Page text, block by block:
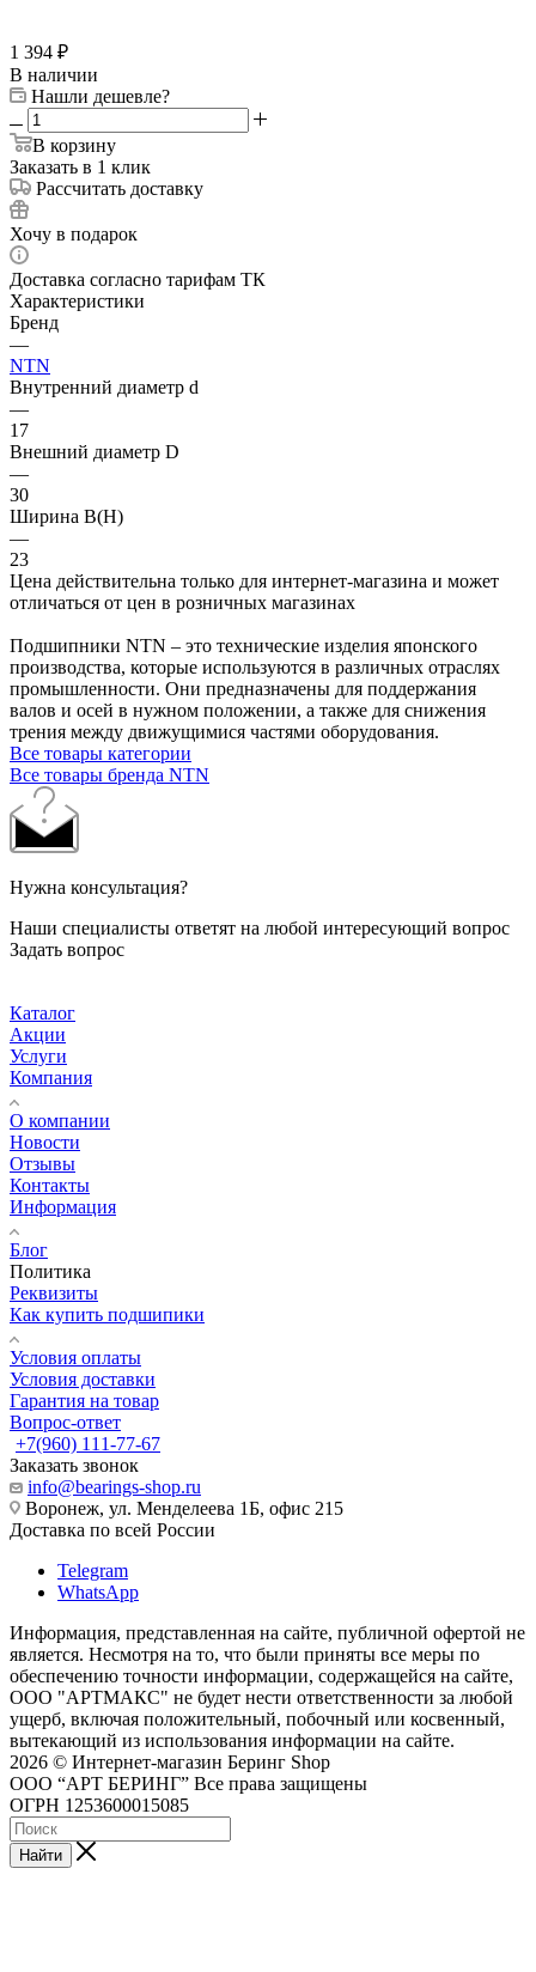
1 394 ₽
В наличии
Нашли дешевле?
В корзину
Заказать в 1 клик
Рассчитать доставку
Хочу в подарок
Доставка согласно тарифам ТК
Характеристики
Бренд
—
NTN
Внутренний диаметр d
—
17
Внешний диаметр D
—
30
Ширина B(H)
—
23
Цена действительна только для интернет-магазина и может
отличаться от цен в розничных магазинах
Подшипники NTN – это технические изделия японского
производства, которые используются в различных отраслях
промышленности. Они предназначены для поддержания
валов и осей в нужном положении, а также для снижения
трения между движущимися частями оборудования.
Все товары категории
Все товары бренда NTN
Нужна консультация?
Наши специалисты ответят на любой интересующий вопрос
Задать вопрос
Каталог
Акции
Услуги
Компания
О компании
Новости
Отзывы
Контакты
Информация
Блог
Политика
Реквизиты
Как купить подшипики
Условия оплаты
Условия доставки
Гарантия на товар
Вопрос-ответ
+7(960) 111-77-67
Заказать звонок
info@bearings-shop.ru
Воронеж, ул. Менделеева 1Б, офис 215
Доставка по всей России
Telegram
WhatsApp
Информация, представленная на сайте, публичной офертой не
является. Несмотря на то, что были приняты все меры по
обеспечению точности информации, содержащейся на сайте,
ООО "АРТМАКС" не будет нести ответственности за любой
ущерб, включая положительный, побочный или косвенный,
вытекающий из использования информации на сайте.
2026 © Интернет-магазин Беринг Shop
ООО “АРТ БЕРИНГ” Все права защищены
ОГРН 1253600015085
Найти